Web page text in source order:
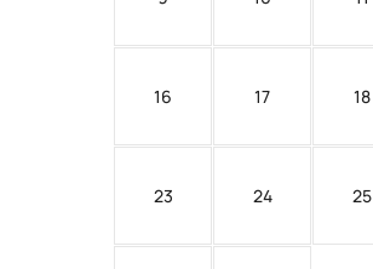
16 17 18
23 24 25